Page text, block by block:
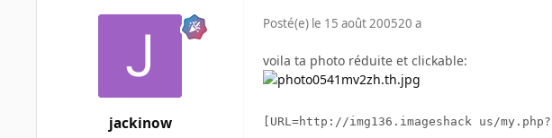
jackinow
Posté(e) le 15 août 200520 a
voila ta photo réduite et clickable:
[URL=http://img136.imageshack us/